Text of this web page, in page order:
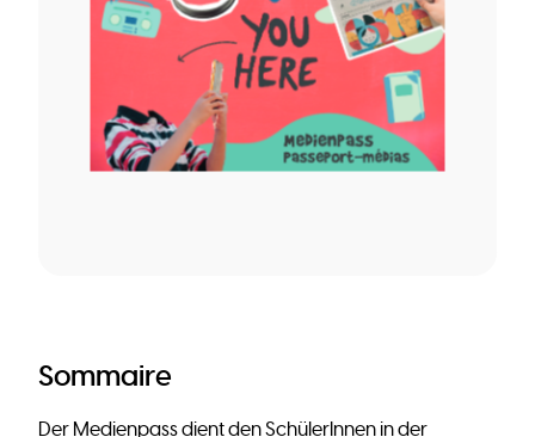
Sommaire
Der Medienpass dient den SchülerInnen in der